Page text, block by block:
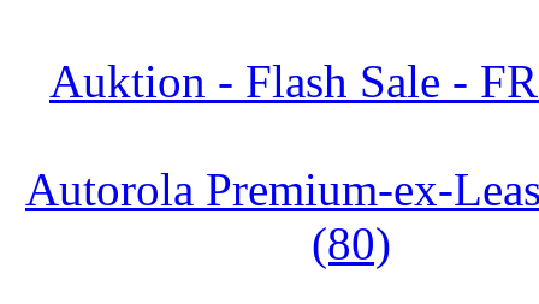
Auktion - Flash Sale -
Autorola Premium-ex-
(80)